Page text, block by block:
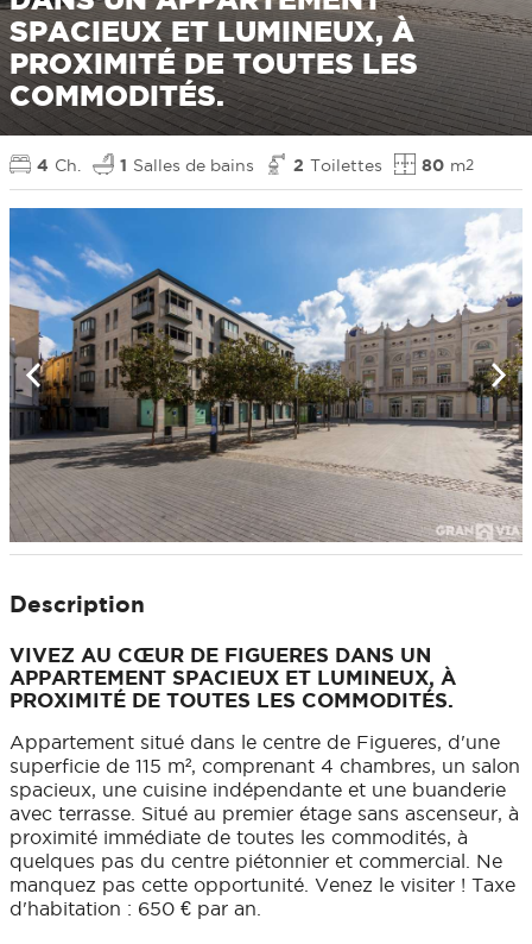
SPACIEUX ET LUMINEUX, À
PROXIMITÉ DE TOUTES LES
COMMODITÉS.
4 Ch. 1 Salles de bains 2 Toilettes 80 m2
Description
VIVEZ AU CŒUR DE FIGUERES DANS UN
APPARTEMENT SPACIEUX ET LUMINEUX, À
PROXIMITÉ DE TOUTES LES COMMODITÉS.
Appartement situé dans le centre de Figueres, d'une
superficie de 115 m², comprenant 4 chambres, un salon
spacieux, une cuisine indépendante et une buanderie
avec terrasse. Situé au premier étage sans ascenseur, à
proximité immédiate de toutes les commodités, à
quelques pas du centre piétonnier et commercial. Ne
manquez pas cette opportunité. Venez le visiter ! Taxe
d'habitation : 650 € par an.